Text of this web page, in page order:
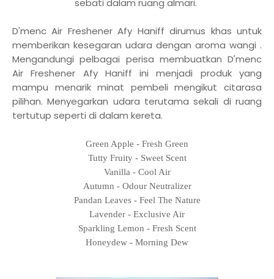
sebati dalam ruang almari.
D'menc Air Freshener Afy Haniff dirumus khas untuk
memberikan kesegaran udara dengan aroma wangi .
Mengandungi pelbagai perisa membuatkan D'menc
Air Freshener Afy Haniff ini menjadi produk yang
mampu menarik minat pembeli mengikut citarasa
pilihan. Menyegarkan udara terutama sekali di ruang
tertutup seperti di dalam kereta.
Green Apple - Fresh Green
Tutty Fruity - Sweet Scent
Vanilla - Cool Air
Autumn - Odour Neutralizer
Pandan Leaves - Feel The Nature
Lavender - Exclusive Air
Sparkling Lemon - Fresh Scent
Honeydew - Morning Dew